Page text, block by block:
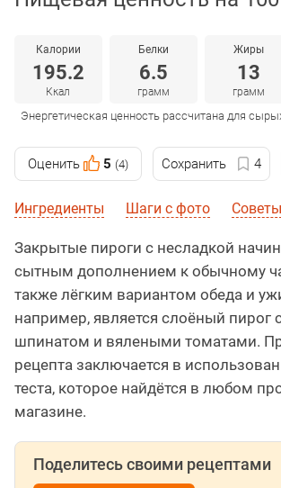
Калории
195.2
Ккал
Белки
6.5
грамм
Жиры
13
грамм
Энергетическая ценность рассчитана для
Оценить 5 (4) Сохранить 4
Ингредиенты Шаги с фото Советы
Закрытые пироги с несладкой
сытным дополнением к обычному
также лёгким вариантом обеда и
например, является слоёный пирог
шпинатом и вялеными томатами.
рецепта заключается в
теста, которое найдётся в любом
магазине.
Поделитесь своими рецептами